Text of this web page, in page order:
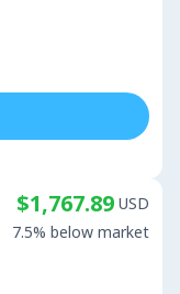
$1,767.89 USD
7.5% below market